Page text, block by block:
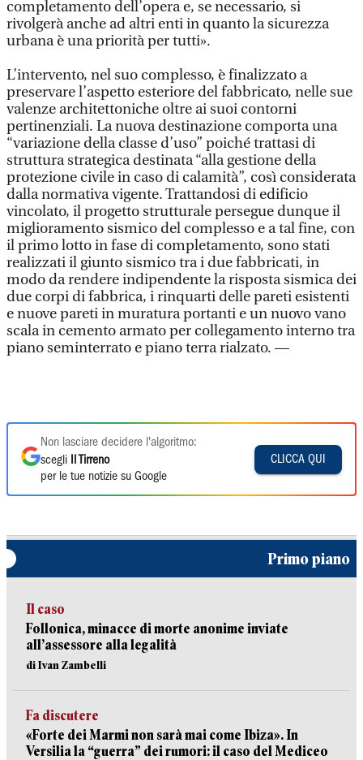
completamento dell’opera e, se necessario, si
rivolgerà anche ad altri enti in quanto la sicurezza
urbana è una priorità per tutti».
L’intervento, nel suo complesso, è finalizzato a
preservare l’aspetto esteriore del fabbricato, nelle sue
valenze architettoniche oltre ai suoi contorni
pertinenziali. La nuova destinazione comporta una
“variazione della classe d’uso” poiché trattasi di
struttura strategica destinata “alla gestione della
protezione civile in caso di calamità”, così considerata
dalla normativa vigente. Trattandosi di edificio
vincolato, il progetto strutturale persegue dunque il
miglioramento sismico del complesso e a tal fine, con
il primo lotto in fase di completamento, sono stati
realizzati il giunto sismico tra i due fabbricati, in
modo da rendere indipendente la risposta sismica dei
due corpi di fabbrica, i rinquarti delle pareti esistenti
e nuove pareti in muratura portanti e un nuovo vano
scala in cemento armato per collegamento interno tra
piano seminterrato e piano terra rialzato. —
Non lasciare decidere l'algoritmo:
scegli
Il Tirreno
per le tue notizie su Google
CLICCA QUI
Primo piano
Il caso
Follonica, minacce di morte anonime inviate
all’assessore alla legalità
di Ivan Zambelli
Fa discutere
«Forte dei Marmi non sarà mai come Ibiza». In
Versilia la “guerra” dei rumori: il caso del Mediceo